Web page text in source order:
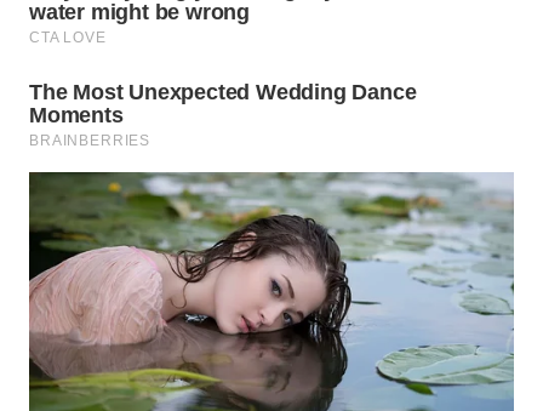
TAPANULI
TENGAH
WN DELI
SERDANG
WN
TEBING
TINGGI
WN
PAKPAK
WN